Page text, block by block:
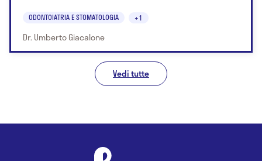
ODONTOIATRIA E STOMATOLOGIA +1
Dr. Umberto Giacalone
Vedi tutte